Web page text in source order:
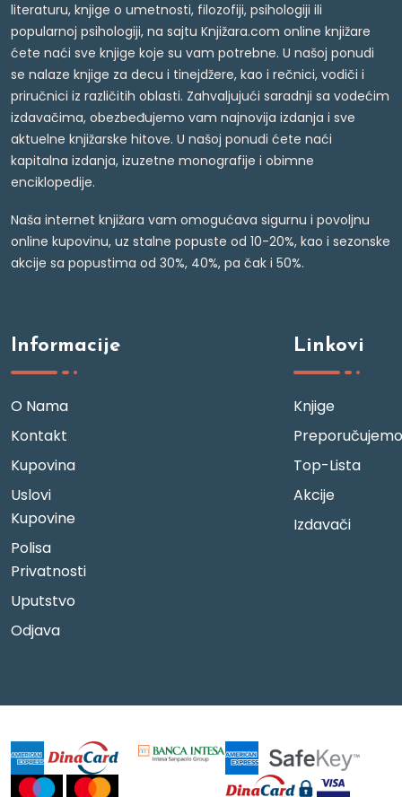
literaturu, knjige o umetnosti, filozofiji, psihologiji ili
popularnoj psihologiji, na sajtu Knjižara.com online knjižare
ćete naći sve knjige koje su vam potrebne. U našoj ponudi
se nalaze knjige za decu i tinejdžere, kao i rečnici, vodiči i
priručnici iz različitih oblasti. Zahvaljujući saradnji sa vodećim
izdavačima, obezbeđujemo vam najnovija izdanja i sve
aktuelne knjižarske hitove. U našoj ponudi ćete naći
kapitalna izdanja, izuzetne monografije i obimne
enciklopedije.
Naša internet knjižara vam omogućava sigurnu i povoljnu
online kupovinu, uz stalne popuste od 10-20%, kao i sezonske
akcije sa popustima od 30%, 40%, pa čak i 50%.
Informacije
O Nama
Kontakt
Kupovina
Uslovi
Kupovine
Polisa
Privatnosti
Uputstvo
Odjava
Linkovi
Knjige
Preporučujemo
Top-Lista
Akcije
Izdavači